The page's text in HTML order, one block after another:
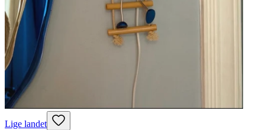
Lige landet